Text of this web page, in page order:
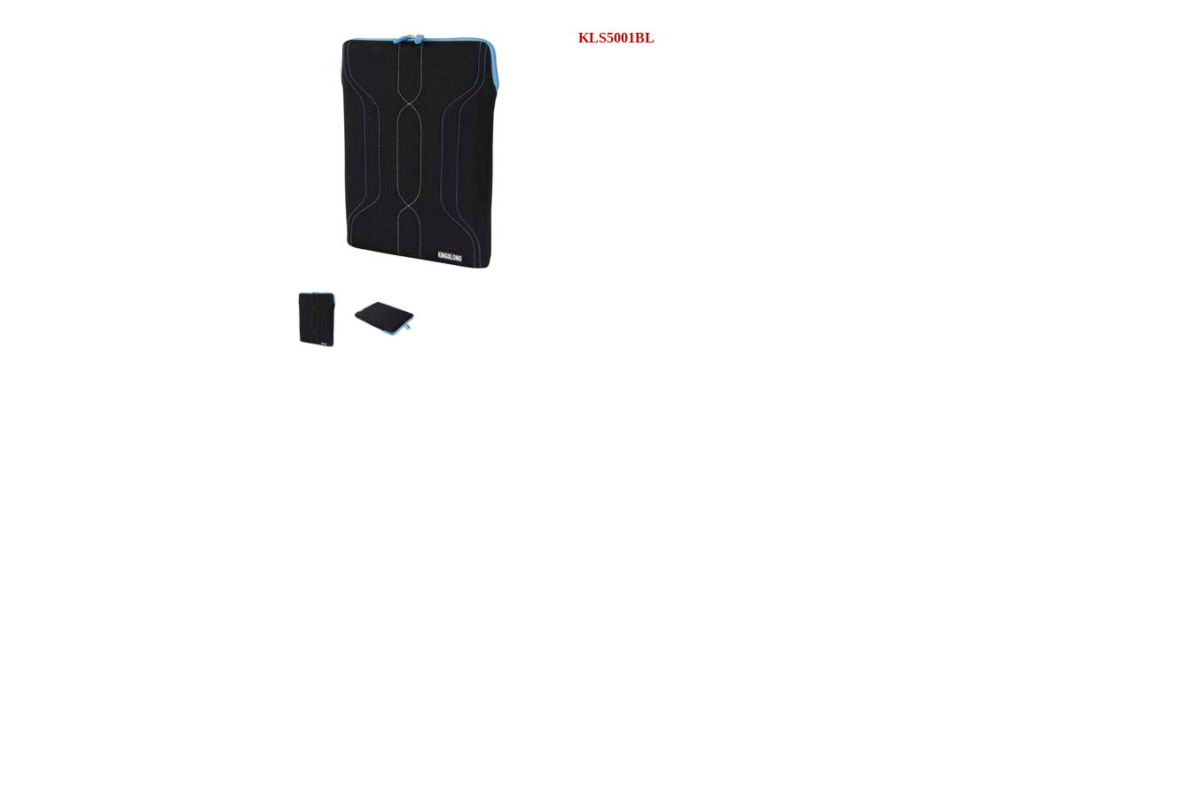
KLS5001BL